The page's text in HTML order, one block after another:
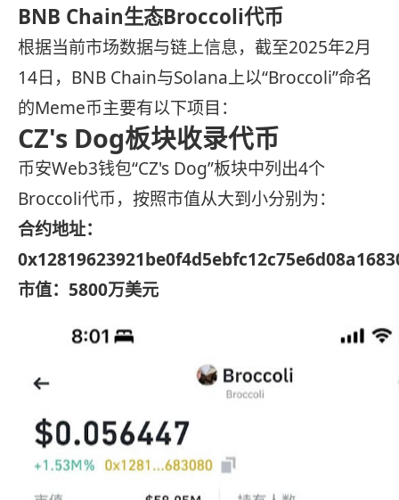
BNB Chain生态Broccoli代币
根据当前市场数据与链上信息，截至2025年2月
14日，BNB Chain与Solana上以“Broccoli”命名
的Meme币主要有以下项目：
CZ's Dog板块收录代币
币安Web3钱包“CZ's Dog”板块中列出4个
Broccoli代币，按照市值从大到小分别为：
合约地址：
市值：5800万美元